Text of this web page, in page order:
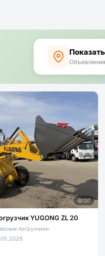
137
YUGONG ZL 20
погрузчики